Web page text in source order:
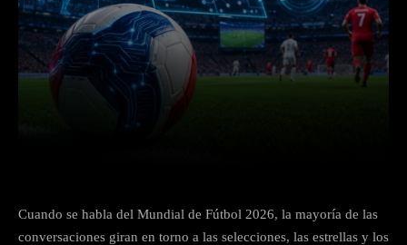
Cuando se habla del Mundial de Fútbol 2026, la mayoría de las
conversaciones giran en torno a las selecciones, las estrellas y los